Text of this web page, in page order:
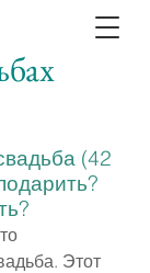
(42
Этот